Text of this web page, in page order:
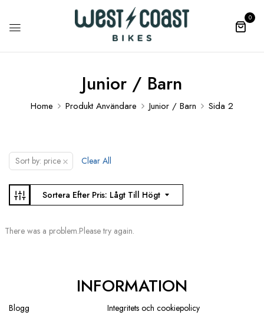
0
Junior / Barn
Home Produkt Användare Junior / Barn Sida 2
Sort by: price × Clear All
Sortera Efter Pris: Lågt Till Högt
There was a problem.Please try again.
INFORMATION
Blogg
Integritets och cookiepolicy